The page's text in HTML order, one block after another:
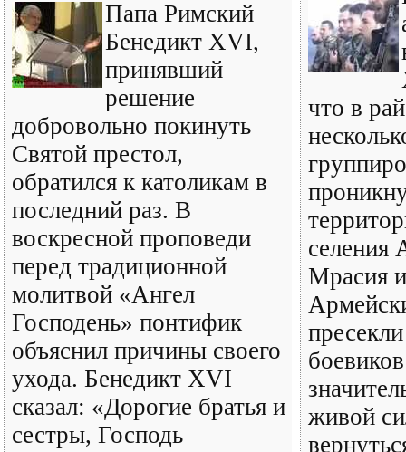
Папа Римский
Бенедикт XVI,
принявший
решение
добровольно покинуть
Святой престол,
обратился к католикам в
последний раз. В
воскресной проповеди
перед традиционной
молитвой «Ангел
Господень» понтифик
объяснил причины своего
ухода. Бенедикт XVI
сказал: «Дорогие братья и
сестры, Господь
что в
Мрасия
живой